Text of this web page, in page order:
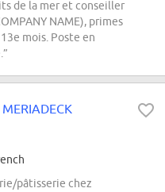
de la mer et conseiller
NAME), primes
mois. Poste en
pâtisserie chez